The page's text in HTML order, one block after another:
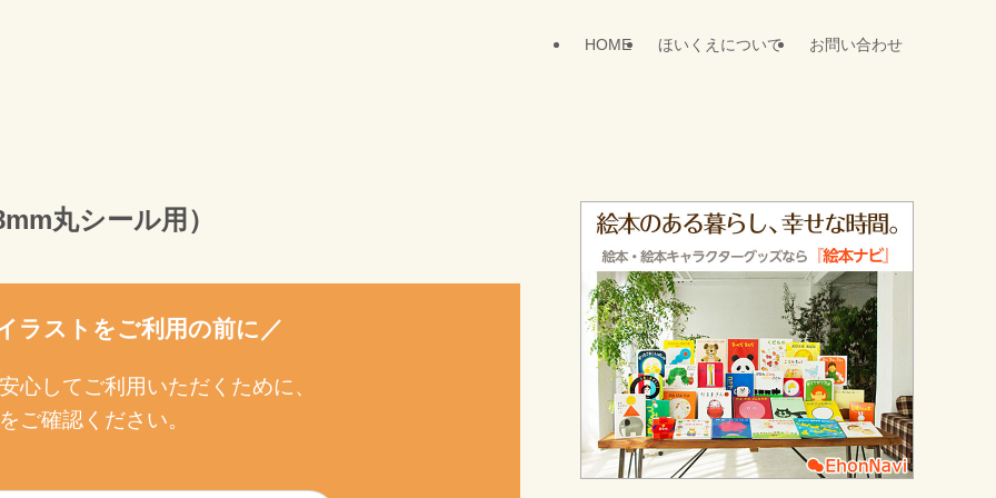
HOME ほいくえについて お問い合わせ
丸シール用）
ストをご利用の前に／
心してご利用いただくために、
ご確認ください。